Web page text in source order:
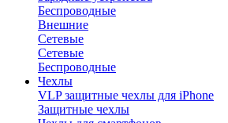
Беспроводные
Внешние
Сетевые
Сетевые
Беспроводные
Чехлы
VLP защитные чехлы для iPhone
Защитные чехлы